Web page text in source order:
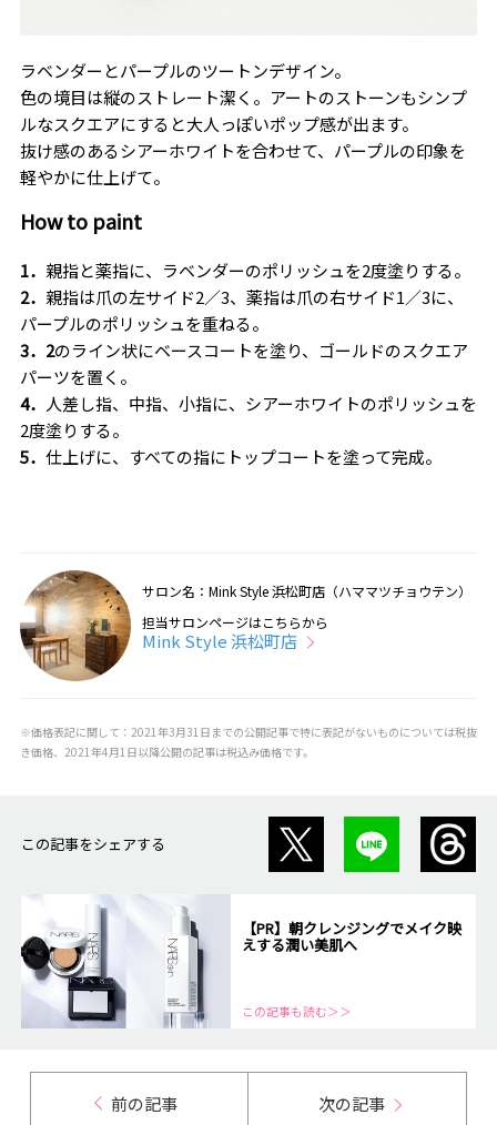
ラベンダーとパープルのツートンデザイン。
色の境目は縦のストレート潔く。アートのストーンもシンプ
ルなスクエアにすると大人っぽいポップ感が出ます。
抜け感のあるシアーホワイトを合わせて、パープルの印象を
軽やかに仕上げて。
How to paint
1． 親指と薬指に、ラベンダーのポリッシュを2度塗りする。
2． 親指は爪の左サイド2／3、薬指は爪の右サイド1／3に、
パープルのポリッシュを重ねる。
3．2のライン状にベースコートを塗り、ゴールドのスクエア
パーツを置く。
4． 人差し指、中指、小指に、シアーホワイトのポリッシュを
2度塗りする。
5． 仕上げに、すべての指にトップコートを塗って完成。
サロン名：Mink Style 浜松町店（ハママツチョウテン）
担当サロンページはこちらから
Mink Style 浜松町店
※価格表記に関して：2021年3月31日までの公開記事で特に表記がないものについては税抜
き価格、2021年4月1日以降公開の記事は税込み価格です。
この記事をシェアする
【PR】朝クレンジングでメイク映
えする潤い美肌へ
この記事も読む＞＞
前の記事 次の記事